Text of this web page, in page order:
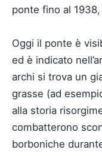
ponte fino al
Oggi il ponte è
ed è indicato
archi si trova un
grasse (ad
alla storia
combatterono
borboniche